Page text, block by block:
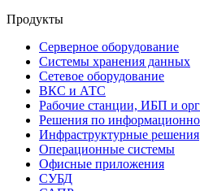
Продукты
Серверное оборудование
Системы хранения данных
Сетевое оборудование
ВКС и АТС
Рабочие станции, ИБП и
Решения по
Инфраструктурные решения
Операционные системы
Офисные приложения
СУБД